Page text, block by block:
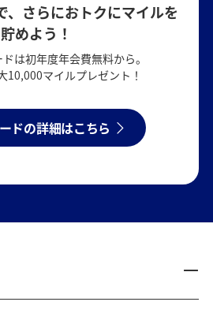
、さらにおトクにマイルを
貯めよう！
は初年度年会費無料から。
10,000マイルプレゼント！
ドの詳細はこちら